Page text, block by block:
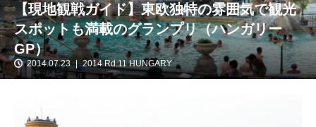
【現地観戦ガイド】東欧独特の雰囲気で観光
スポットも満載のグランプリ（ハンガリー
GP）
2014.07.23 2014 Rd.11 HUNGARY